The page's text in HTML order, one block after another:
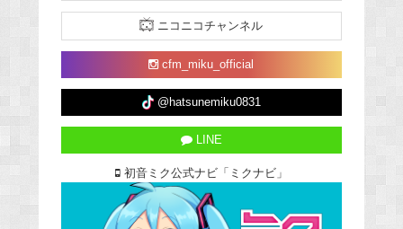
ニコニコチャンネル
cfm_miku_official
@hatsunemiku0831
LINE
初音ミク公式ナビ「ミクナビ」